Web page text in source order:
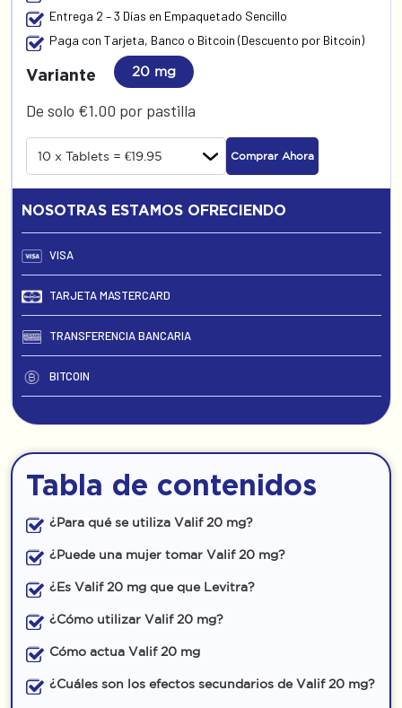
Entrega 2 – 3 Días en Empaquetado Sencillo
Paga con Tarjeta, Banco o Bitcoin (Descuento por Bitcoin)
Variante 20 mg
De solo €1.00 por pastilla
Comprar Ahora
NOSOTRAS ESTAMOS OFRECIENDO
VISA
TARJETA MASTERCARD
TRANSFERENCIA BANCARIA
BITCOIN
Tabla de contenidos
¿Para qué se utiliza Valif 20 mg?
¿Puede una mujer tomar Valif 20 mg?
¿Es Valif 20 mg que que Levitra?
¿Cómo utilizar Valif 20 mg?
Cómo actua Valif 20 mg
¿Cuáles son los efectos secundarios de Valif 20 mg?